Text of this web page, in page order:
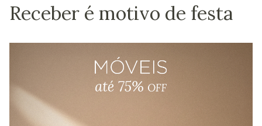
Receber é motivo de festa